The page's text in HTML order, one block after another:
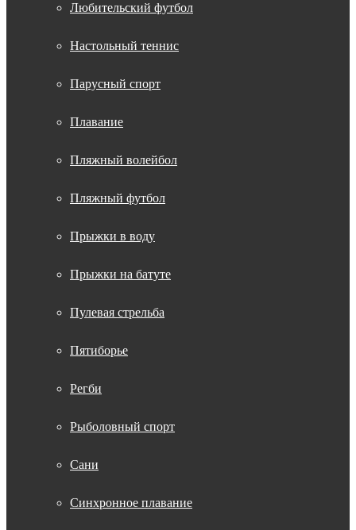
Любительский футбол
Настольный теннис
Парусный спорт
Плавание
Пляжный волейбол
Пляжный футбол
Прыжки в воду
Прыжки на батуте
Пулевая стрельба
Пятиборье
Регби
Рыболовный спорт
Сани
Синхронное плавание